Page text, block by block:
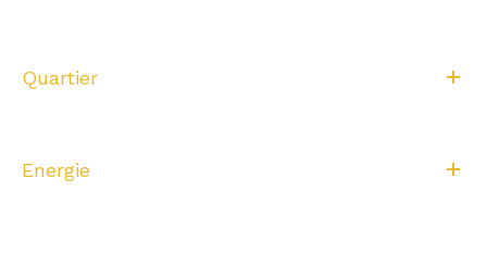
Quartier
Energie